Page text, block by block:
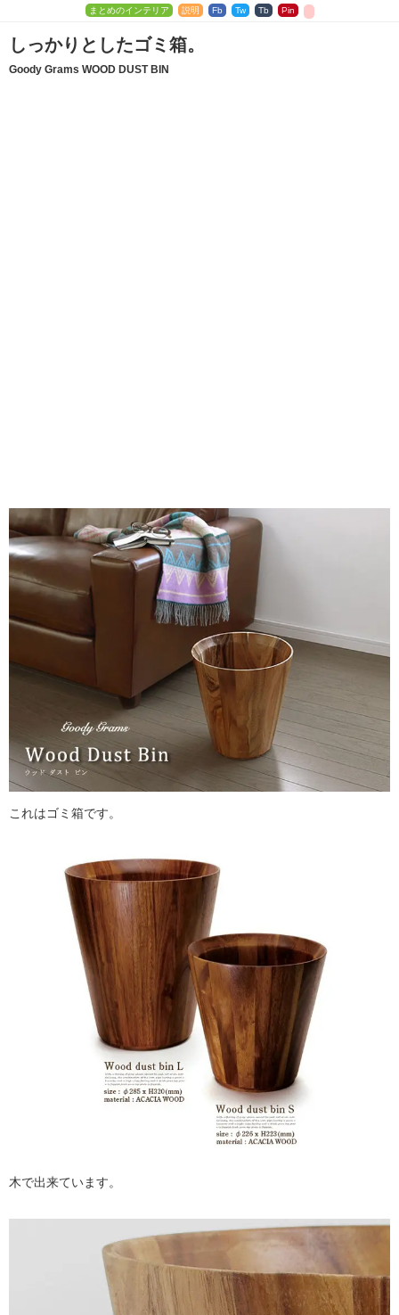
まとめのインテリア 説明 Fb Tw Tb Pin
しっかりとしたゴミ箱。
Goody Grams WOOD DUST BIN
これはゴミ箱です。
木で出来ています。